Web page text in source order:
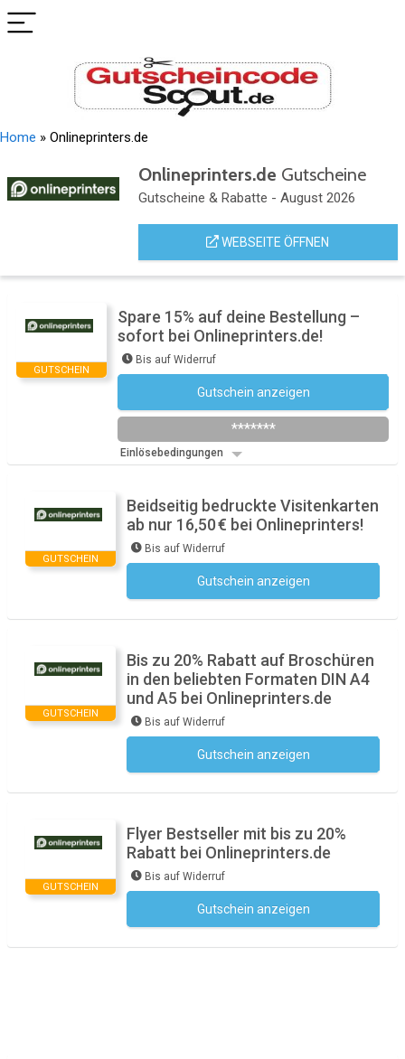
Home » Onlineprinters.de
Onlineprinters.de Gutscheine
Gutscheine & Rabatte - August 2026
WEBSEITE ÖFFNEN
GUTSCHEIN
Spare 15% auf deine Bestellung –
sofort bei Onlineprinters.de!
Bis auf Widerruf
Gutschein anzeigen
*******
Einlösebedingungen
GUTSCHEIN
Beidseitig bedruckte Visitenkarten
ab nur 16,50 € bei Onlineprinters!
Bis auf Widerruf
Gutschein anzeigen
GUTSCHEIN
Bis zu 20% Rabatt auf Broschüren
in den beliebten Formaten DIN A4
und A5 bei Onlineprinters.de
Bis auf Widerruf
Gutschein anzeigen
GUTSCHEIN
Flyer Bestseller mit bis zu 20%
Rabatt bei Onlineprinters.de
Bis auf Widerruf
Gutschein anzeigen